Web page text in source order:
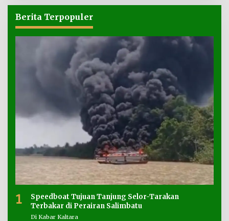
Berita Terpopuler
1
Speedboat Tujuan Tanjung Selor-Tarakan
Terbakar di Perairan Salimbatu
Di Kabar Kaltara